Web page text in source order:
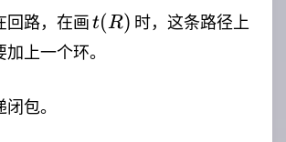
回路，在画t(R)
t(R) 时，这条路径上
上一个环。
包。